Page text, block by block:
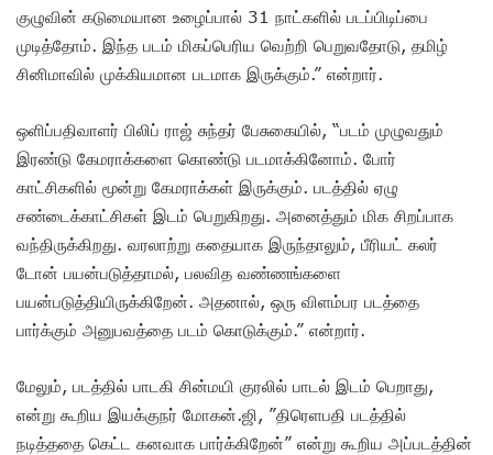
குழுவின் கடுமையான உழைப்பால் 31 நாட்களில் படப்பிடிப்பை
முடித்தோம். இந்த படம் மிகப்பெரிய வெற்றி பெறுவதோடு, தமிழ்
சினிமாவில் முக்கியமான படமாக இருக்கும்.” என்றார்.
ஒளிப்பதிவாளர் பிலிப் ராஜ் சுந்தர் பேசுகையில், “படம் முழுவதும்
இரண்டு கேமராக்களை கொண்டு படமாக்கினோம். போர்
காட்சிகளில் மூன்று கேமராக்கள் இருக்கும். படத்தில் ஏழு
சண்டைக்காட்சிகள் இடம் பெறுகிறது. அனைத்தும் மிக சிறப்பாக
வந்திருக்கிறது. வரலாற்று கதையாக இருந்தாலும், பீரியட் கலர்
டோன் பயன்படுத்தாமல், பலவித வண்ணங்களை
பயன்படுத்தியிருக்கிறேன். அதனால், ஒரு விளம்பர படத்தை
பார்க்கும் அனுபவத்தை படம் கொடுக்கும்.” என்றார்.
மேலும், படத்தில் பாடகி சின்மயி குரலில் பாடல் இடம் பெறாது,
என்று கூறிய இயக்குநர் மோகன்.ஜி, ”திரெளபதி படத்தில்
நடித்ததை கெட்ட கனவாக பார்க்கிறேன்” என்று கூறிய அப்படத்தின்